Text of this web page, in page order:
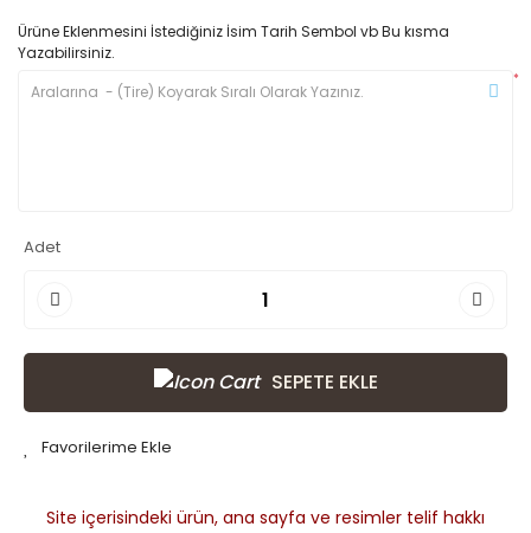
Ürüne Eklenmesini İstediğiniz İsim Tarih Sembol vb Bu kısma
Yazabilirsiniz.
*
Adet
SEPETE EKLE
Site içerisindeki ürün, ana sayfa ve resimler telif hakkı